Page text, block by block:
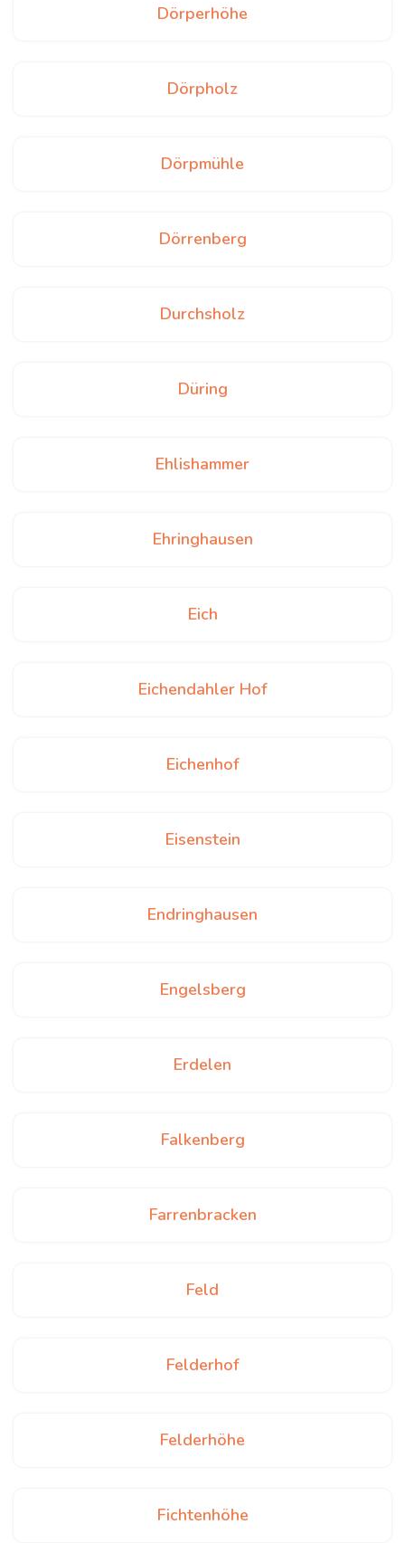
Dörperhöhe
Dörpholz
Dörpmühle
Dörrenberg
Durchsholz
Düring
Ehlishammer
Ehringhausen
Eich
Eichendahler Hof
Eichenhof
Eisenstein
Endringhausen
Engelsberg
Erdelen
Falkenberg
Farrenbracken
Feld
Felderhof
Felderhöhe
Fichtenhöhe